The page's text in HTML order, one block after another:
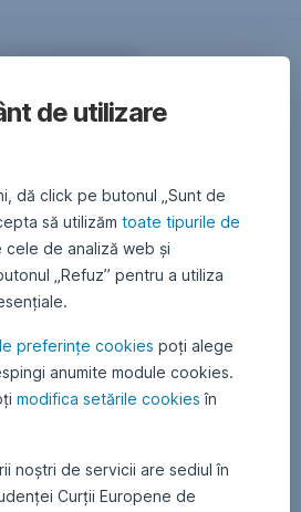
de utilizare
dă click pe butonul „Sunt de
să utilizăm toate tipurile de
cele de analiză web și
„Refuz” pentru a utiliza
preferințe cookies poți alege
anumite module cookies.
modifica setările cookies în
noștri de servicii are sediul în
Curții Europene de